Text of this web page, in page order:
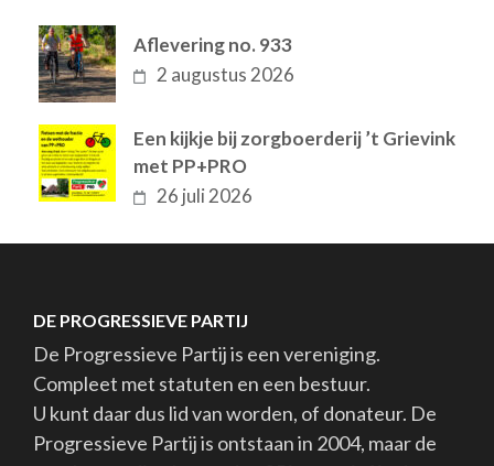
Aflevering no. 933
2 augustus 2026
Een kijkje bij zorgboerderij ’t Grievink
met PP+PRO
26 juli 2026
DE PROGRESSIEVE PARTIJ
De Progressieve Partij is een vereniging.
Compleet met statuten en een bestuur.
U kunt daar dus lid van worden, of donateur. De
Progressieve Partij is ontstaan in 2004, maar de